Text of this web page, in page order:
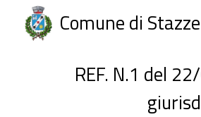
Comune di
REF. N.1 del